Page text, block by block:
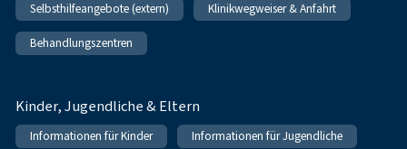
Selbsthilfeangebote (extern) Klinikwegweiser & Anfahrt
Behandlungszentren
Kinder, Jugendliche & Eltern
Informationen für Kinder Informationen für Jugendliche